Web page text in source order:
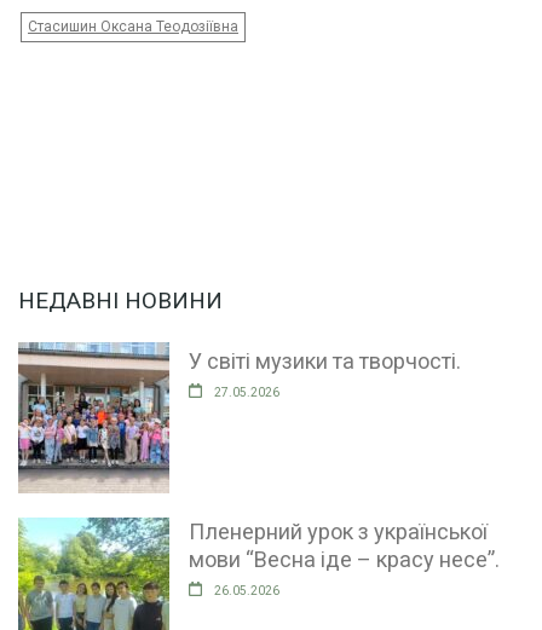
Стасишин Оксана Теодозіївна
НЕДАВНІ НОВИНИ
У світі музики та творчості.
27.05.2026
Пленерний урок з української
мови “Весна іде – красу несе”.
26.05.2026